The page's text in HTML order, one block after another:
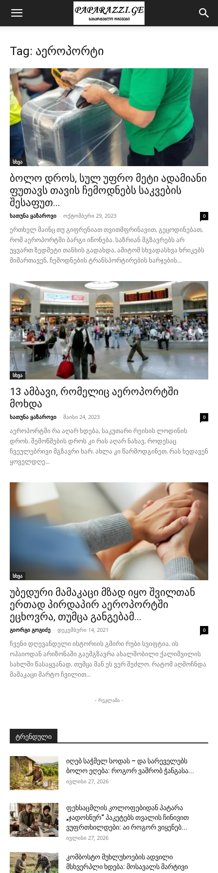
Tag: აეროპორტი
სხვა
ბოლო დროს, სულ უფრო მეტი ადამიანი
ფუთავს თავის ჩემოდნებს საკვების
შესაფუთ...
ხათუნა ყაზაროვი - ოქტომბერი 29, 2023 0
ერთხელ მაინც თუ გიფრენიათ თვითმფრინავით, გეცოდინებათ,
რომ აეროპორტში ბარგი იწონება. საზრიან მგზავრებს არ
უყვართ ზედმეტი თანხის გადახდა, ამიტომ სხვადასხვა ხრიკებს
მიმართავენ, ჩემოდნების ტრანსპორტირების ხარჯების...
სხვა
13 ამბავი, რომელიც აეროპორტში
მოხდა
ხათუნა ყაზაროვი - მაისი 24, 2023 0
აეროპორტში რა აღარ ხდება, საკუთარი რეისის ლოდინის
დროს. შემოწმების დროს კი რას აღარ ნახავ, როდესაც
ჩვეულებრივი მგზავრი ხარ. ახლა კი წარმოდგინეთ, რას ხედავენ
ყოველდღე...
სხვა
უბედური მამაკაცი მზად იყო შვილთან
ერთად პირდაპირ აეროპორტში
ეცხოვრა, თუმცა განგებამ...
გიორგი გოგიძე - დეკემბერი 14, 2021 0
ჩვენი დღევანდელი ისტორიის გმირი რუბი სვიფტია. ის
ოჰაიოდან არიზონაში გაემგზავრა ახალშობილი ქალიშვილის
სახლში წასაყვანად, თუმცა მან ეს ვერ შეძლო. რატომ აღმოჩნდა
მამაკაცი მარტო ჩვილით...
- რეკლამა -
ტრენდული
იღებ საჭმელ სოდას – და სარეველებს
ბოლო ეღება: როგორ ვაშრობ ჭანგასა...
ივლისი 27, 2026
ფეხსაცმლის კოლოფებიდან პატარა
„ჯადოსნურ“ პაკეტებს თვალის ჩინივით
ვუფრთხილდები: აი როგორ ვიყენებ...
ივლისი 27, 2026
კომბოსტო მუხლუხოების ადვილი
მსხვერპლი ხდება: მოსავალს მარტივი